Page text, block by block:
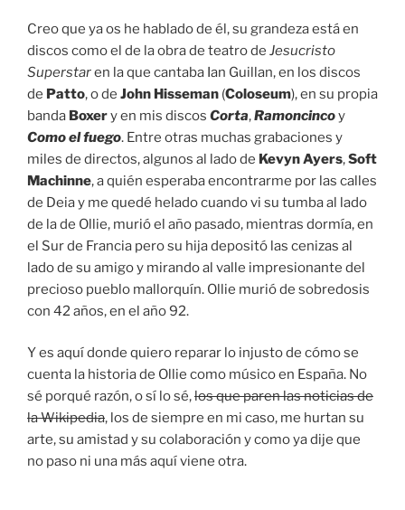
Creo que ya os he hablado de él, su grandeza está en
discos como el de la obra de teatro de Jesucristo
Superstaren la que cantaba Ian Guillan, en los discos
de Patto, o de John Hisseman (Coloseum), en su propia
banda Boxery en mis discos Corta,Ramoncincoy
Como el fuego. Entre otras muchas grabaciones y
miles de directos, algunos al lado de Kevyn Ayers,Soft
Machinne, a quién esperaba encontrarme por las calles
de Deia y me quedé helado cuando vi su tumba al lado
de la de Ollie, murió el año pasado, mientras dormía, en
el Sur de Francia pero su hija depositó las cenizas al
lado de su amigo y mirando al valle impresionante del
precioso pueblo mallorquín. Ollie murió de sobredosis
con 42 años, en el año 92.
Y es aquí donde quiero reparar lo injusto de cómo se
cuenta la historia de Ollie como músico en España. No
sé porqué razón, o sí lo sé,los que paren las noticias de
la Wikipedia, los de siempre en mi caso, me hurtan su
arte, su amistad y su colaboración y como ya dije que
no paso ni una más aquí viene otra.